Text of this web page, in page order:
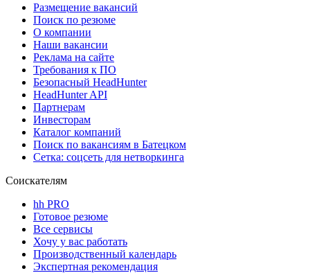
Размещение вакансий
Поиск по резюме
О компании
Наши вакансии
Реклама на сайте
Требования к ПО
Безопасный HeadHunter
HeadHunter API
Партнерам
Инвесторам
Каталог компаний
Поиск по вакансиям в Батецком
Сетка: соцсеть для нетворкинга
Соискателям
hh PRO
Готовое резюме
Все сервисы
Хочу у вас работать
Производственный календарь
Экспертная рекомендация